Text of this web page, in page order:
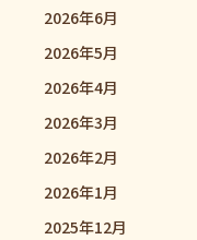
2026年6月
2026年5月
2026年4月
2026年3月
2026年2月
2026年1月
2025年12月